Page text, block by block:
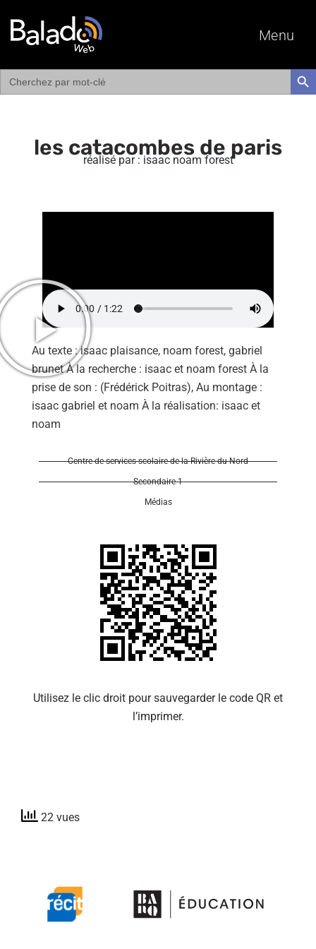
Menu
Search
for:
les catacombes de paris
réalisé par : isaac noam forest
Au texte : isaac plaisance, noam forest, gabriel
brunet À la recherche : isaac et noam forest À la
prise de son : (Frédérick Poitras), Au montage :
isaac gabriel et noam À la réalisation: isaac et
noam
Centre de services scolaire de la Rivière-du-Nord
Secondaire 1
Médias
Utilisez le clic droit pour sauvegarder le code QR et
l’imprimer.
22 vues